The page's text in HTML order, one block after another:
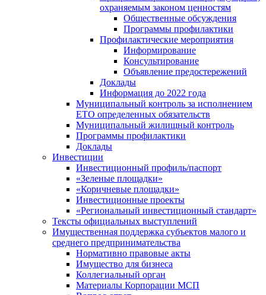
охраняемым законом ценностям
Общественные обсуждения
Программы профилактики
Профилактические мероприятия
Информирование
Консультирование
Объявление предостережений
Доклады
Информация до 2022 года
Муниципальный контроль за исполнением
ЕТО определенных обязательств
Муниципальный жилищный контроль
Программы профилактики
Доклады
Инвестиции
Инвестиционный профиль/паспорт
«Зеленые площадки»
«Коричневые площадки»
Инвестиционные проекты
«Региональный инвестиционный стандарт»
Тексты официальных выступлений
Имущественная поддержка субъектов малого и
среднего предпринимательства
Нормативно правовые акты
Имущество для бизнеса
Коллегиальный орган
Материалы Корпорации МСП